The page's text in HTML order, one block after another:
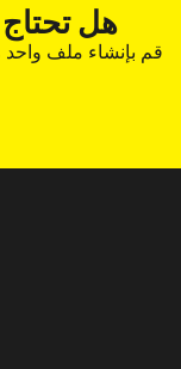
هل تحتاج
قم بإنشاء ملف